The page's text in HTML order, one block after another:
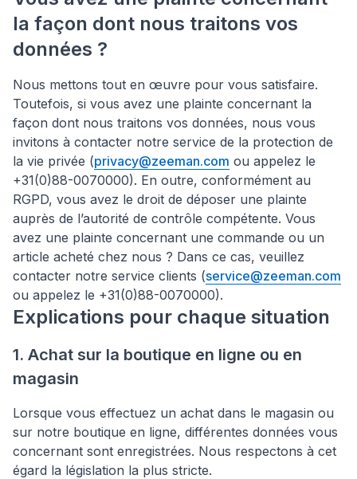
la façon dont nous traitons vos
données ?
Nous mettons tout en œuvre pour vous satisfaire.
Toutefois, si vous avez une plainte concernant la
façon dont nous traitons vos données, nous vous
invitons à contacter notre service de la protection de
la vie privée (privacy@zeeman.com ou appelez le
+31(0)88-0070000). En outre, conformément au
RGPD, vous avez le droit de déposer une plainte
auprès de l’autorité de contrôle compétente. Vous
avez une plainte concernant une commande ou un
article acheté chez nous ? Dans ce cas, veuillez
contacter notre service clients (service@zeeman.com
ou appelez le +31(0)88-0070000).
Explications pour chaque situation
1. Achat sur la boutique en ligne ou en
magasin
Lorsque vous effectuez un achat dans le magasin ou
sur notre boutique en ligne, différentes données vous
concernant sont enregistrées. Nous respectons à cet
égard la législation la plus stricte.